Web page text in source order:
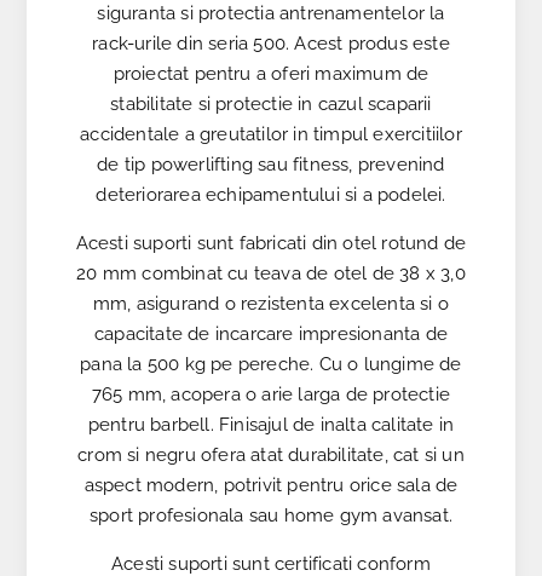
siguranta si protectia antrenamentelor la
rack-urile din seria 500. Acest produs este
proiectat pentru a oferi maximum de
stabilitate si protectie in cazul scaparii
accidentale a greutatilor in timpul exercitiilor
de tip powerlifting sau fitness, prevenind
deteriorarea echipamentului si a podelei.
Acesti suporti sunt fabricati din otel rotund de
20 mm combinat cu teava de otel de 38 x 3,0
mm, asigurand o rezistenta excelenta si o
capacitate de incarcare impresionanta de
pana la 500 kg pe pereche. Cu o lungime de
765 mm, acopera o arie larga de protectie
pentru barbell. Finisajul de inalta calitate in
crom si negru ofera atat durabilitate, cat si un
aspect modern, potrivit pentru orice sala de
sport profesionala sau home gym avansat.
Acesti suporti sunt certificati conform